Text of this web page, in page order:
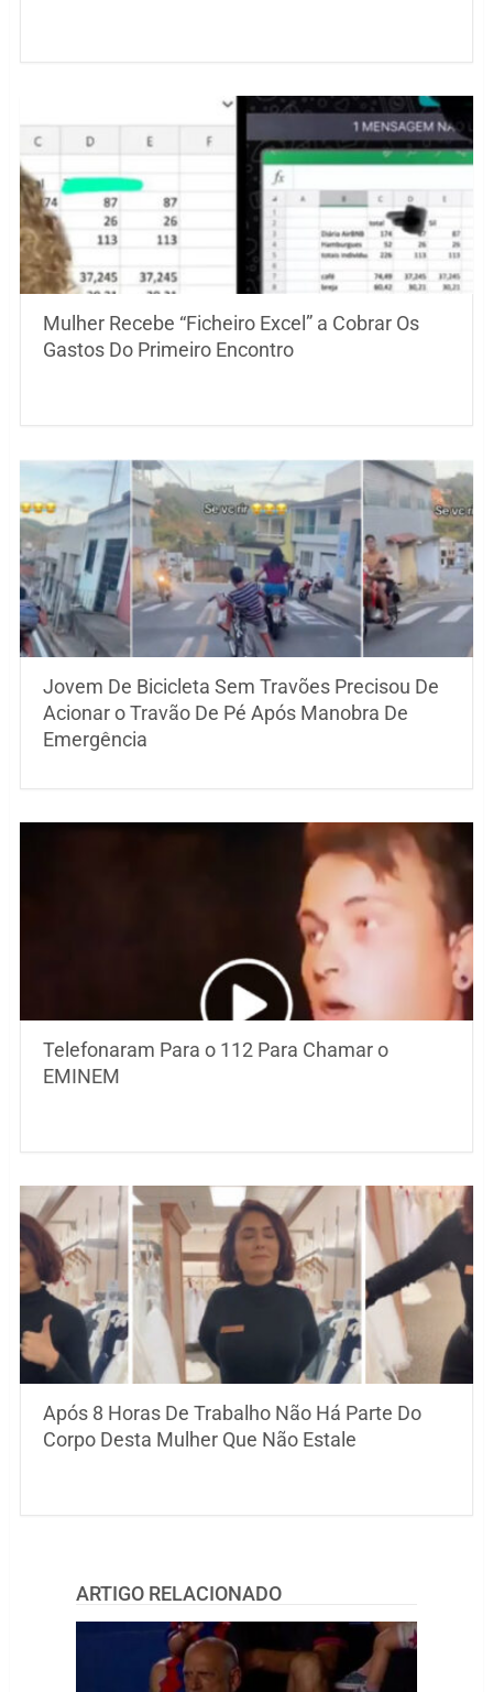
Mulher Recebe “Ficheiro Excel” a Cobrar Os
Gastos Do Primeiro Encontro
Jovem De Bicicleta Sem Travões Precisou De
Acionar o Travão De Pé Após Manobra De
Emergência
Telefonaram Para o 112 Para Chamar o
EMINEM
Após 8 Horas De Trabalho Não Há Parte Do
Corpo Desta Mulher Que Não Estale
ARTIGO RELACIONADO